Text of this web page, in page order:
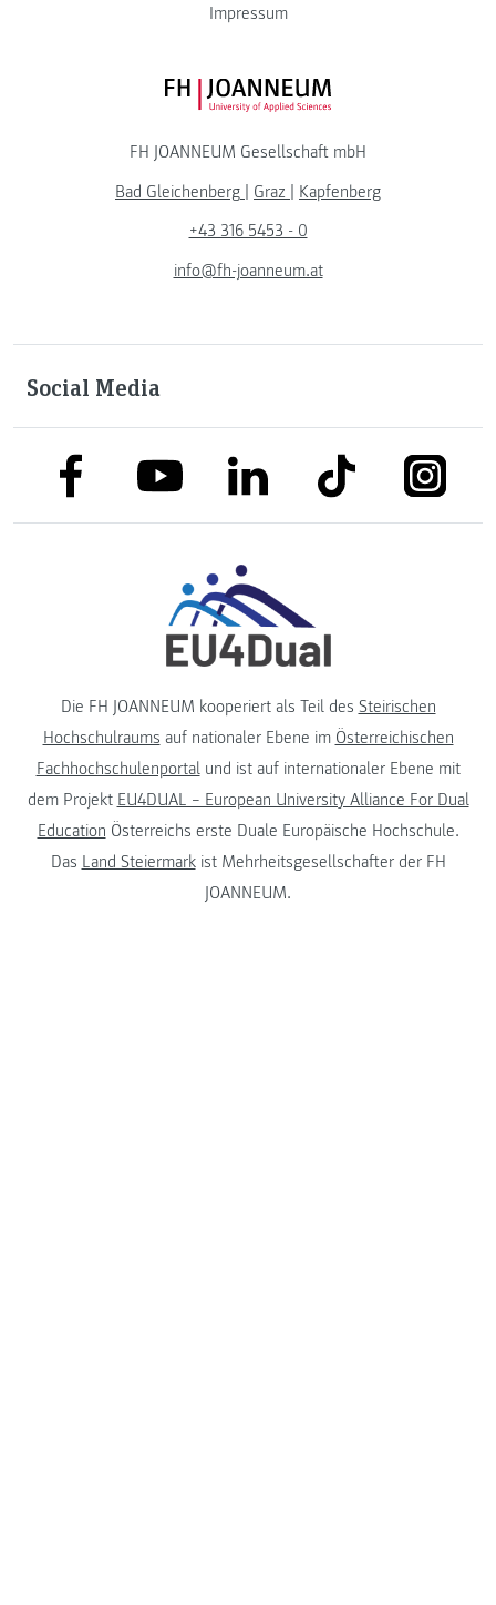
Impressum
FH JOANNEUM Logo
FH JOANNEUM Gesellschaft mbH
Bad Gleichenberg | Graz | Kapfenberg
+43 316 5453 - 0
info@fh-joanneum.at
Social Media
link to facebooklink to youtubelink to linkedinlink to tiktok link to
Die FH JOANNEUM kooperiert als Teil des Steirischen
Hochschulraums auf nationaler Ebene im Österreichischen
Fachhochschulenportalund ist auf internationaler Ebene mit
dem Projekt EU4DUAL – European University Alliance For Dual
Education Österreichs erste Duale Europäische Hochschule.
Das Land Steiermarkist Mehrheitsgesellschafter der FH
JOANNEUM.